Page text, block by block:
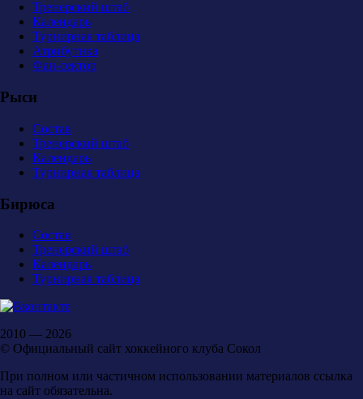
Тренерский штаб
Календарь
Турнирная таблица
Атрибутика
Фан-сектор
Рыси
Состав
Тренерский штаб
Календарь
Турнирная таблица
Бирюса
Состав
Тренерский штаб
Календарь
Турнирная таблица
2010 — 2026
© Официальный сайт хоккейного клуба Сокол
При полном или частичном использовании материалов ссылка
на сайт обязательна.